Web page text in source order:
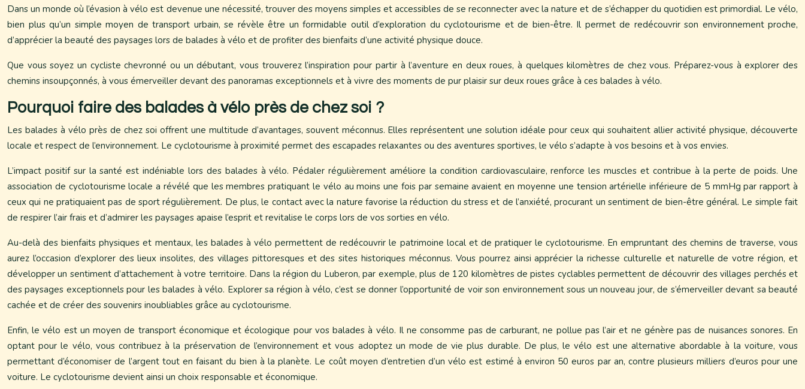
Dans un monde où l’évasion à vélo est devenue une nécessité, trouver des moyens simples et accessibles de se reconnecter avec la nature et de s’échapper du quotidien est primordial. Le vélo,
bien plus qu’un simple moyen de transport urbain, se révèle être un formidable outil d’exploration du cyclotourisme et de bien-être. Il permet de redécouvrir son environnement proche,
d’apprécier la beauté des paysages lors de balades à vélo et de profiter des bienfaits d’une activité physique douce.
Que vous soyez un cycliste chevronné ou un débutant, vous trouverez l’inspiration pour partir à l’aventure en deux roues, à quelques kilomètres de chez vous. Préparez-vous à explorer des
chemins insoupçonnés, à vous émerveiller devant des panoramas exceptionnels et à vivre des moments de pur plaisir sur deux roues grâce à ces balades à vélo.
Pourquoi faire des balades à vélo près de chez soi ?
Les balades à vélo près de chez soi offrent une multitude d’avantages, souvent méconnus. Elles représentent une solution idéale pour ceux qui souhaitent allier activité physique, découverte
locale et respect de l’environnement. Le cyclotourisme à proximité permet des escapades relaxantes ou des aventures sportives, le vélo s’adapte à vos besoins et à vos envies.
L’impact positif sur la santé est indéniable lors des balades à vélo. Pédaler régulièrement améliore la condition cardiovasculaire, renforce les muscles et contribue à la perte de poids. Une
association de cyclotourisme locale a révélé que les membres pratiquant le vélo au moins une fois par semaine avaient en moyenne une tension artérielle inférieure de 5 mmHg par rapport à
ceux qui ne pratiquaient pas de sport régulièrement. De plus, le contact avec la nature favorise la réduction du stress et de l’anxiété, procurant un sentiment de bien-être général. Le simple fait
de respirer l’air frais et d’admirer les paysages apaise l’esprit et revitalise le corps lors de vos sorties en vélo.
Au-delà des bienfaits physiques et mentaux, les balades à vélo permettent de redécouvrir le patrimoine local et de pratiquer le cyclotourisme. En empruntant des chemins de traverse, vous
aurez l’occasion d’explorer des lieux insolites, des villages pittoresques et des sites historiques méconnus. Vous pourrez ainsi apprécier la richesse culturelle et naturelle de votre région, et
développer un sentiment d’attachement à votre territoire. Dans la région du Luberon, par exemple, plus de 120 kilomètres de pistes cyclables permettent de découvrir des villages perchés et
des paysages exceptionnels pour les balades à vélo. Explorer sa région à vélo, c’est se donner l’opportunité de voir son environnement sous un nouveau jour, de s’émerveiller devant sa beauté
cachée et de créer des souvenirs inoubliables grâce au cyclotourisme.
Enfin, le vélo est un moyen de transport économique et écologique pour vos balades à vélo. Il ne consomme pas de carburant, ne pollue pas l’air et ne génère pas de nuisances sonores. En
optant pour le vélo, vous contribuez à la préservation de l’environnement et vous adoptez un mode de vie plus durable. De plus, le vélo est une alternative abordable à la voiture, vous
permettant d’économiser de l’argent tout en faisant du bien à la planète. Le coût moyen d’entretien d’un vélo est estimé à environ 50 euros par an, contre plusieurs milliers d’euros pour une
voiture. Le cyclotourisme devient ainsi un choix responsable et économique.